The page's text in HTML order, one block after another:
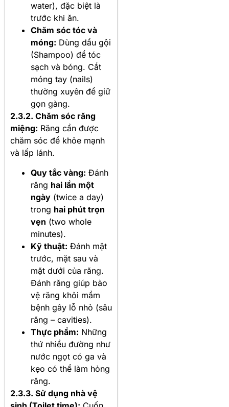
water), đặc biệt là
trước khi ăn.
Chăm sóc tóc và
móng: Dùng dầu gội
(Shampoo) để tóc
sạch và bóng. Cắt
móng tay (nails)
thường xuyên để giữ
gọn gàng.
2.3.2. Chăm sóc răng
miệng: Răng cần được
chăm sóc để khỏe mạnh
và lấp lánh.
Quy tắc vàng: Đánh
răng hai lần một
ngày (twice a day)
trong hai phút trọn
vẹn (two whole
minutes).
Kỹ thuật: Đánh mặt
trước, mặt sau và
mặt dưới của răng.
Đánh răng giúp bảo
vệ răng khỏi mầm
bệnh gây lỗ nhỏ (sâu
răng – cavities).
Thực phẩm: Những
thứ nhiều đường như
nước ngọt có ga và
kẹo có thể làm hỏng
răng.
2.3.3. Sử dụng nhà vệ